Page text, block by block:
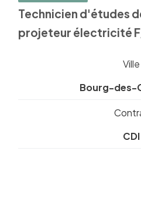
Technicien d'études
projeteur électricité
Ville
Bourg-des-
CDI